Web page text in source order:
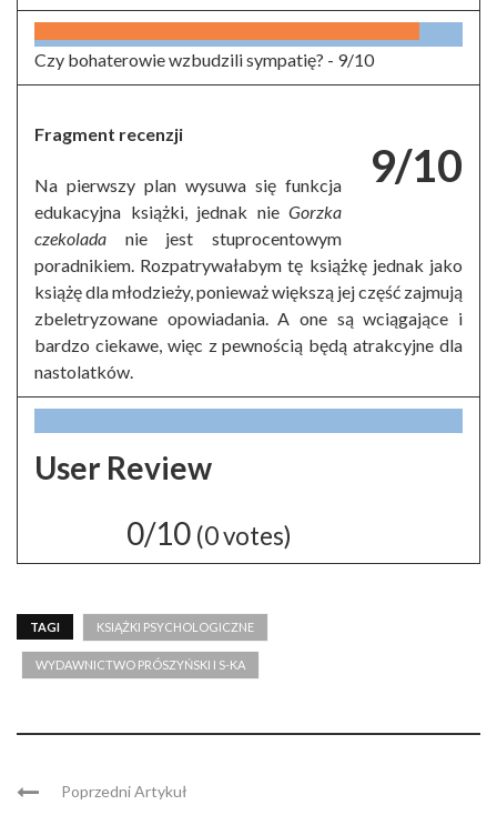
Czy bohaterowie wzbudzili sympatię? - 9/10
9/10
Fragment recenzji
Na pierwszy plan wysuwa się funkcja
edukacyjna książki, jednak nie Gorzka
czekolada nie jest stuprocentowym
poradnikiem. Rozpatrywałabym tę książkę jednak jako
książę dla młodzieży, ponieważ większą jej część zajmują
zbeletryzowane opowiadania. A one są wciągające i
bardzo ciekawe, więc z pewnością będą atrakcyjne dla
nastolatków.
User Review
0/10 (0votes)
TAGI KSIĄŻKI PSYCHOLOGICZNE
WYDAWNICTWO PRÓSZYŃSKI I S-KA
Poprzedni Artykuł